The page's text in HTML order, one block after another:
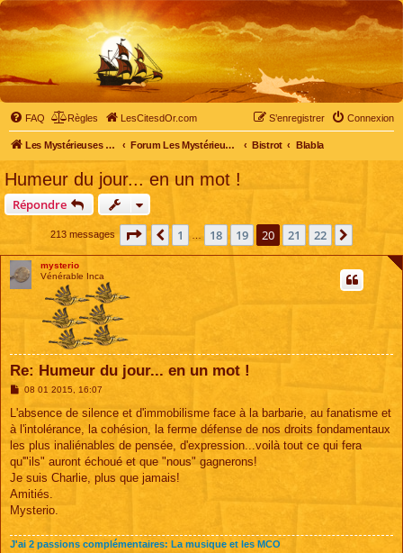
FAQ Règles LesCitesdOr.com Connexion
S’enregistrer
Les Mystérieuses Cités d'Or - LesCitesdOr.com Forum Les Mystérieuses Cités d'Or Bistrot Blabla
Humeur du jour... en un mot !
Répondre
213 messages Page 20 sur 22
Précédente
1 18 19 20 21 22 Suivante
mysterio
Vénérable Inca
Re: Humeur du jour... en un mot !
M
s
a
g
08 01 2015, 16:07
L'absence de silence et d'immobilisme face à la barbarie, au fanatisme et
à l'intolérance, la cohésion, la ferme défense de nos droits fondamentaux
les plus inaliénables de pensée, d'expression...voilà tout ce qui fera
qu'"ils" auront échoué et que "nous" gagnerons!
Je suis Charlie, plus que jamais!
Amitiés.
Mysterio.
J'ai 2 passions complémentaires: La musique et les MCO